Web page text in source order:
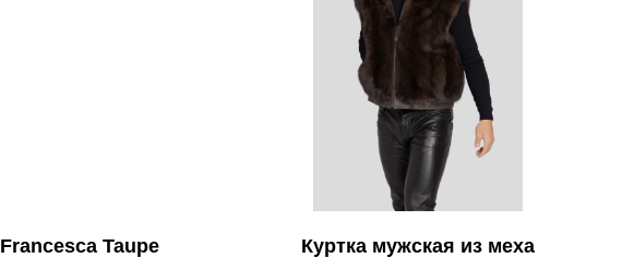
Francesca Taupe
Куртка мужская из меха